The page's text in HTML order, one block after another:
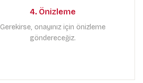
4. Önizleme
Gerekirse, onayınız için önizleme
göndereceğiz.